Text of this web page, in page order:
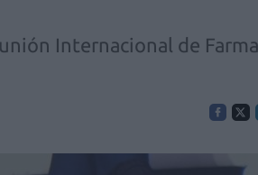
Internacional de